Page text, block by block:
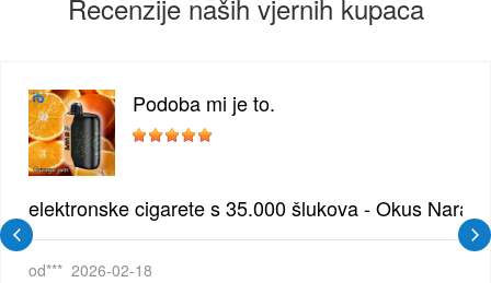
Recenzije naših vjernih kupaca
| Elegantna Voćna Kombinacija
Podoba mi je to.
elektronske cigarete s 35.000 šlukova - Okus
od*** 2026-02-18